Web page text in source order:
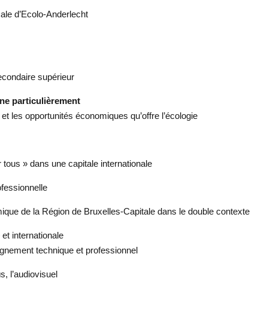
d’Ecolo-Anderlecht
supérieur
particulièrement
les opportunités économiques qu’offre l’écologie
» dans une capitale internationale
de la Région de Bruxelles-Capitale dans le double contexte
internationale
technique et professionnel
l’audiovisuel